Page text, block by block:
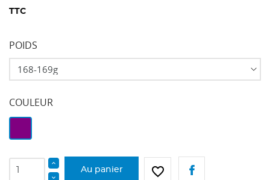
TTC
POIDS
COULEUR
Au panier favorite_border